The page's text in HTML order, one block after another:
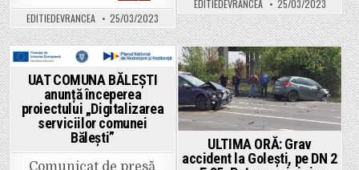
anunță
semnarea
contractului
de
finanțare
pentru
proiectul
„Transpunerea
format
GIS
documentațiilor
amenajare
EDITIEDEVRANCEA 25/03/2023
anunță
începerea
proiectului
„Achiziția
de
microbuze
nepoluante
pentru
Comuna
Bolotești
și
Comuna
Țifești,
Vrancea”
și
EDITIEDEVRANCEA 25/03/2023
Posted
UAT COMUNA BĂLEȘTI
anunță începerea
proiectului „Digitalizarea
serviciilor comunei
Bălești”
Comunicat de presă
Posted
in
ULTIMA ORĂ: Grav
accident la Golești, pe DN 2